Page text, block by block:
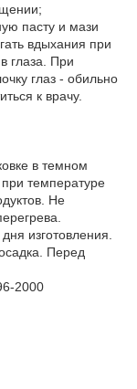
пасту и мази
вдыхания при
глаза. При
глаз - обильно
к врачу.
в темном
температуре
Не
изготовления.
Перед
2000